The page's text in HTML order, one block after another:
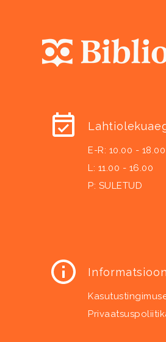
E-R: 10.00 - 18.00
L: 11.00 - 16.00
P: SULETUD
Informatsioon